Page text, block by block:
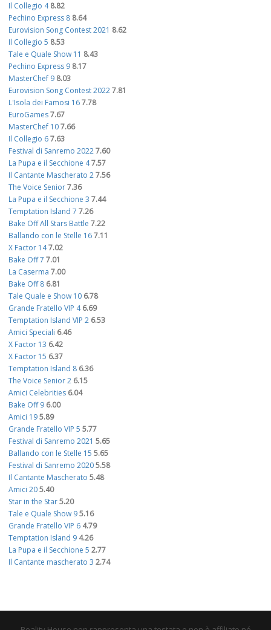
Il Collegio 4 8.82
Pechino Express 8 8.64
Eurovision Song Contest 2021 8.62
Il Collegio 5 8.53
Tale e Quale Show 11 8.43
Pechino Express 9 8.17
MasterChef 9 8.03
Eurovision Song Contest 20227.81
L'Isola dei Famosi 167.78
EuroGames7.67
MasterChef 107.66
Il Collegio 67.63
Festival di Sanremo 20227.60
La Pupa e il Secchione 47.57
Il Cantante Mascherato 27.56
The Voice Senior7.36
La Pupa e il Secchione 3 7.44
Temptation Island 7 7.26
Bake Off All Stars Battle 7.22
Ballando con le Stelle 167.11
X Factor 147.02
Bake Off 7 7.01
La Caserma 7.00
Bake Off 8 6.81
Tale Quale e Show 10 6.78
Grande Fratello VIP 4 6.69
Temptation Island VIP 2 6.53
Amici Speciali 6.46
X Factor 13 6.42
X Factor 15 6.37
Temptation Island 8 6.36
The Voice Senior 2 6.15
Amici Celebrities 6.04
Bake Off 9 6.00
Amici 195.89
Grande Fratello VIP 5 5.77
Festival di Sanremo 2021 5.65
Ballando con le Stelle 15 5.65
Festival di Sanremo 20205.58
Il Cantante Mascherato 5.48
Amici 205.40
Star in the Star5.20
Tale e Quale Show 95.16
Grande Fratello VIP 6 4.79
Temptation Island 9 4.26
La Pupa e il Secchione 5 2.77
Il Cantante mascherato 3 2.74